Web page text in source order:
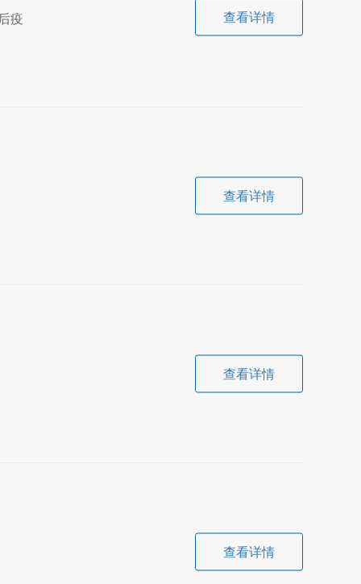
疫 查看详情
查看详情
查看详情
查看详情